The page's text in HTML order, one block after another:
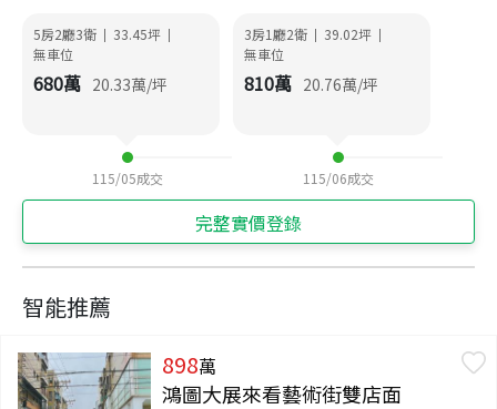
5房2廳3衛 | 33.45坪 |
無車位
680萬 20.33萬/坪
115/05成交
3房1廳2衛 | 39.02坪 |
無車位
810萬 20.76萬/坪
115/06成交
完整實價登錄
智能推薦
898萬
鴻圖大展來看藝術街雙店面